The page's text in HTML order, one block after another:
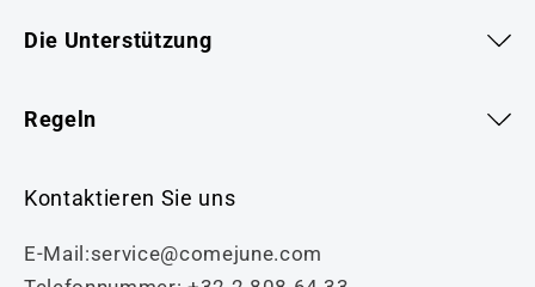
Die Unterstützung
Regeln
Kontaktieren Sie uns
E-Mail:service@comejune.com